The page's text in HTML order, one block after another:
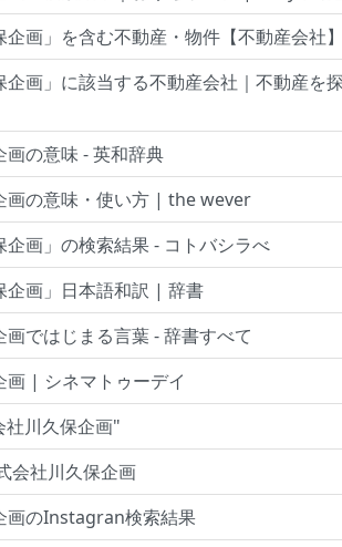
企画」を含む不動産・物件【不動産会社
企画」に該当する不動産会社｜不動産を
の意味 - 英和辞典
画の意味・使い方 | the wever
企画」の検索結果 - コトバシラべ
企画」日本語和訳 | 辞書
ではじまる言葉 - 辞書すべて
画 | シネマトゥーデイ
社川久保企画"
社川久保企画
画のInstagran検索結果